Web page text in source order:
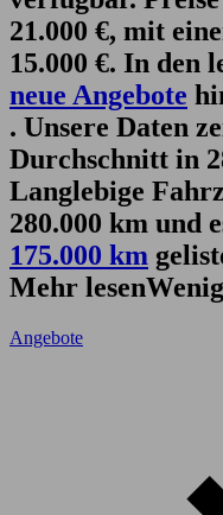
21.000 €, mit
15.000 €. In den
neue Angebote
. Unsere Daten
Durchschnitt in
Langlebige
280.000 km und
175.000 km
Mehr lesen
Angebote